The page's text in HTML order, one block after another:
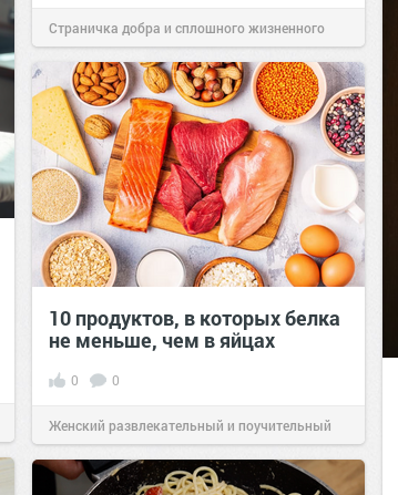
Страничка добра и сплошного жизненного
позитива!00:29Сегодня
10 продуктов, в которых белка
не меньше, чем в яйцах
0 0
Женский развлекательный и поучительный
сайт.23:42Вчера